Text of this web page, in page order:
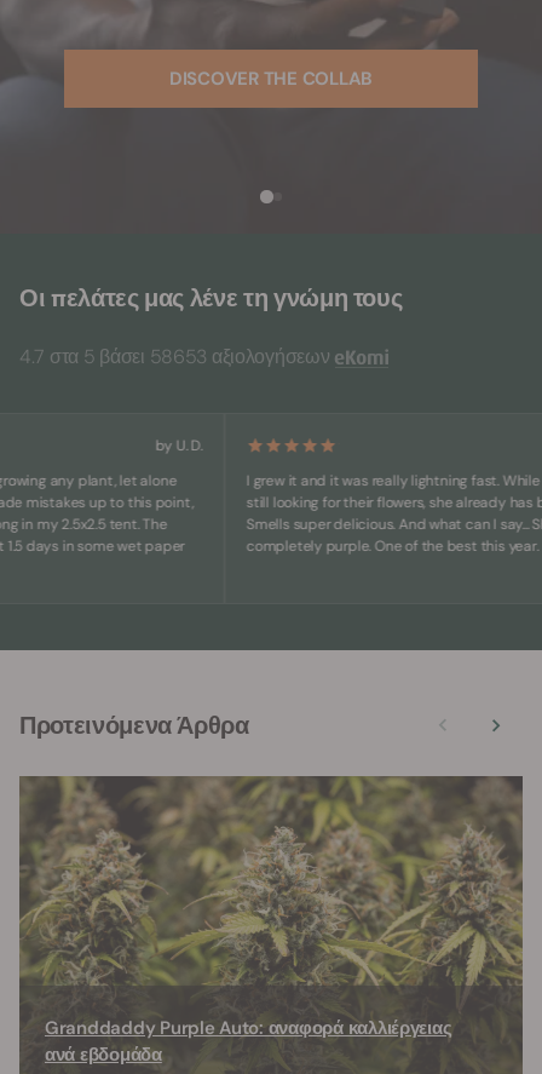
DISCOVER THE COLLAB
Οι πελάτες μας λένε τη γνώμη τους
4.7 στα 5 βάσει 58653 αξιολογήσεων
by U. D.
any plant, let alone
up to this point,
2.5x2.5 tent. The
in some wet paper
I grew it and it was really lightning fast. While
still looking for their flowers, she already has big
Smells super delicious. And what can I say... She's
completely purple. One of the best this year.
Προτεινόμενα Άρθρα
Granddaddy Purple Auto: αναφορά καλλιέργειας
ανά εβδομάδα